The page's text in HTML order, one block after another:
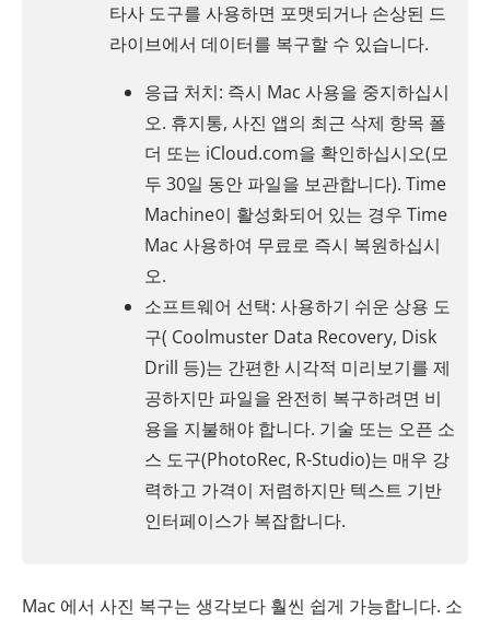
타사 도구를 사용하면 포맷되거나 손상된 드
라이브에서 데이터를 복구할 수 있습니다.
응급 처치: 즉시 Mac 사용을 중지하십시
오. 휴지통, 사진 앱의 최근 삭제 항목 폴
더 또는 iCloud.com을 확인하십시오(모
두 30일 동안 파일을 보관합니다). Time
Machine이 활성화되어 있는 경우 Time
Mac 사용하여 무료로 즉시 복원하십시
오.
소프트웨어 선택: 사용하기 쉬운 상용 도
구( Coolmuster Data Recovery, Disk
Drill 등)는 간편한 시각적 미리보기를 제
공하지만 파일을 완전히 복구하려면 비
용을 지불해야 합니다. 기술 또는 오픈 소
스 도구(PhotoRec, R-Studio)는 매우 강
력하고 가격이 저렴하지만 텍스트 기반
인터페이스가 복잡합니다.
Mac 에서 사진 복구는 생각보다 훨씬 쉽게 가능합니다. 소